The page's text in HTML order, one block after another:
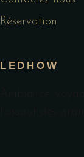
Réservation
LEDHOW